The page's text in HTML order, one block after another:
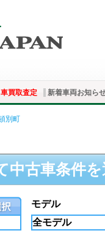
車買取査定 新着車両お知ら
別町
中古車条件
モデル